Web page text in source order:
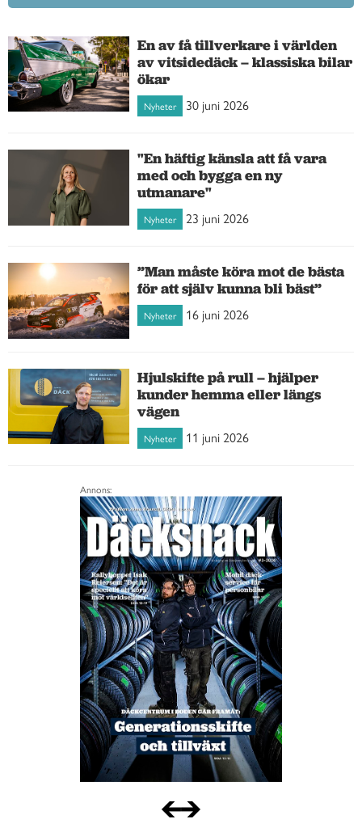
En av få tillverkare i världen
av vitsidedäck – klassiska bilar
ökar
Nyheter 30 juni 2026
"En häftig känsla att få vara
med och bygga en ny
utmanare"
Nyheter 23 juni 2026
”Man måste köra mot de bästa
för att själv kunna bli bäst”
Nyheter 16 juni 2026
Hjulskifte på rull – hjälper
kunder hemma eller längs
vägen
Nyheter 11 juni 2026
Annons: